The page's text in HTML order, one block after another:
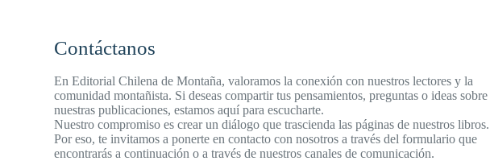
Contáctanos
En Editorial Chilena de Montaña, valoramos la conexión con nuestros lectores y la
comunidad montañista. Si deseas compartir tus pensamientos, preguntas o ideas sobre
nuestras publicaciones, estamos aquí para escucharte.
Nuestro compromiso es crear un diálogo que trascienda las páginas de nuestros libros.
Por eso, te invitamos a ponerte en contacto con nosotros a través del formulario que
encontrarás a continuación o a través de nuestros canales de comunicación.